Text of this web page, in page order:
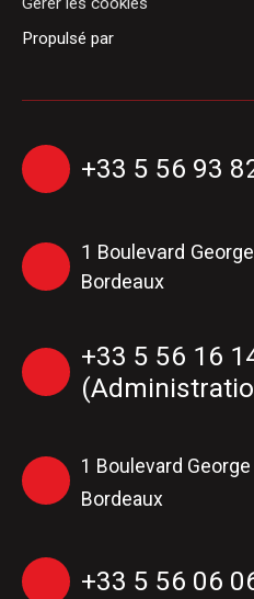
Propulsé par
+33 5 56 93
1 Boulevard
Bordeaux
+33 5 56 16
1 Boulevard George
Bordeaux
+33 5 56 06